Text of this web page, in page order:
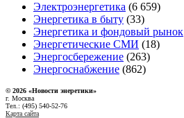
Электроэнергетика (6 659)
Энергетика в быту (33)
Энергетика и фондовый рынок
Энергетические СМИ (18)
Энергосбережение (263)
Энергоснабжение (862)
© 2026 «Новости энеретики»
г. Москва
Тел.: (495) 540-52-76
Карта сайта